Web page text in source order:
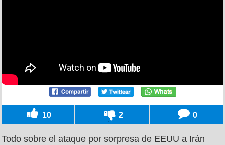
10 2 0
Todo sobre el ataque por sorpresa de EEUU a Irán